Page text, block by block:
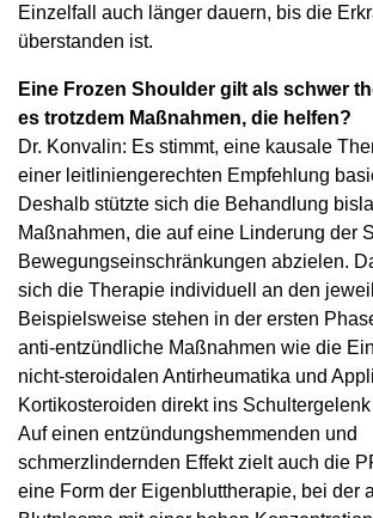
Einzelfall auch länger dauern, bis die
überstanden ist.
Eine Frozen Shoulder gilt als schwer
es trotzdem Maßnahmen, die helfen?
Dr. Konvalin: Es stimmt, eine kausale
einer leitliniengerechten Empfehlung
Deshalb stützte sich die Behandlung
Maßnahmen, die auf eine Linderung der
Bewegungseinschränkungen abzielen.
sich die Therapie individuell an den
Beispielsweise stehen in der ersten
anti-entzündliche Maßnahmen wie die
nicht-steroidalen Antirheumatika und
Kortikosteroiden direkt ins
Auf einen entzündungshemmenden und
schmerzlindernden Effekt zielt auch die
eine Form der Eigenbluttherapie, bei der